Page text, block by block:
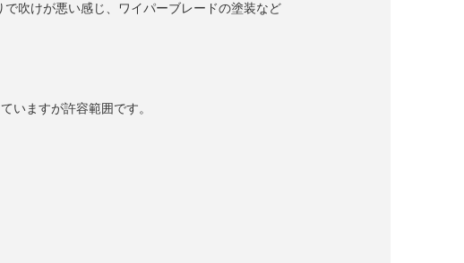
吹けが悪い感じ、ワイパーブレードの塗装など
いますが許容範囲です。